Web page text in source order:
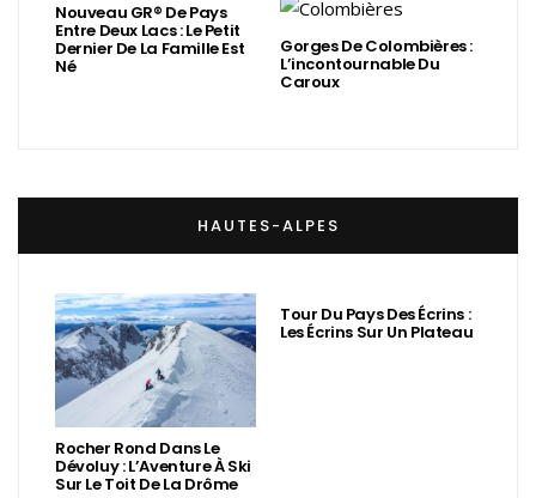
Nouveau GR® De Pays
Entre Deux Lacs : Le Petit
Dernier De La Famille Est
Né
Gorges De Colombières :
L’incontournable Du
Caroux
HAUTES-ALPES
Rocher Rond Dans Le
Dévoluy : L’Aventure À Ski
Sur Le Toit De La Drôme
Tour Du Pays Des Écrins :
Les Écrins Sur Un Plateau